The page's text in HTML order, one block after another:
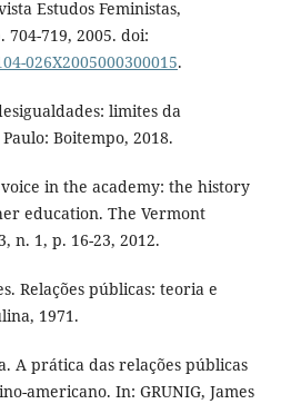
Estudos Feministas,
704-719, 2005. doi:
026X2005000300015.
limites da
Boitempo, 2018.
voice in the academy: the history
education. The Vermont
n. 1, p. 16-23, 2012.
Relações públicas: teoria e
1971.
A prática das relações públicas
americano. In: GRUNIG, James